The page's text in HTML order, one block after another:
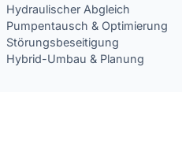
Hydraulischer Abgleich
Pumpentausch & Optimierung
Störungsbeseitigung
Hybrid-Umbau & Planung